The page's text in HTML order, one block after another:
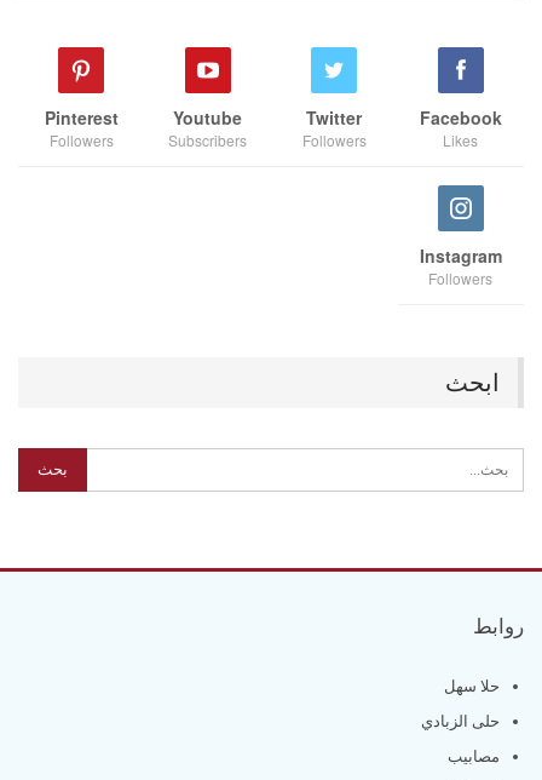
Facebook
Likes
Twitter
Followers
Youtube
Subscribers
Pinterest
Followers
Instagram
Followers
ابحث
روابط
حلا سهل
حلى الزبادي
مصابيب